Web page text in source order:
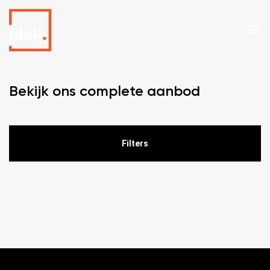
Bekijk ons complete aanbod
Filters